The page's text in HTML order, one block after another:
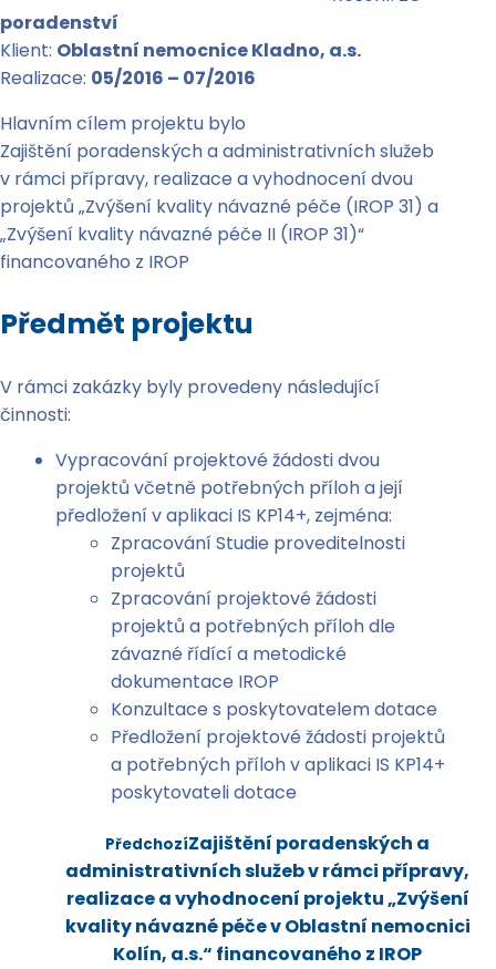
poradenství
Klient: Oblastní nemocnice Kladno, a.s.
Realizace: 05/2016 – 07/2016
Hlavním cílem projektu bylo
Zajištění poradenských a administrativních služeb
v rámci přípravy, realizace a vyhodnocení dvou
projektů „Zvýšení kvality návazné péče (IROP 31) a
„Zvýšení kvality návazné péče II (IROP 31)“
financovaného z IROP
Předmět projektu
V rámci zakázky byly provedeny následující
činnosti:
Vypracování projektové žádosti dvou
projektů včetně potřebných příloh a její
předložení v aplikaci IS KP14+, zejména:
Zpracování Studie proveditelnosti
projektů
Zpracování projektové žádosti
projektů a potřebných příloh dle
závazné řídící a metodické
dokumentace IROP
Konzultace s poskytovatelem dotace
Předložení projektové žádosti projektů
a potřebných příloh v aplikaci IS KP14+
poskytovateli dotace
PředchozíZajištění poradenských a
administrativních služeb v rámci přípravy,
realizace a vyhodnocení projektu „Zvýšení
kvality návazné péče v Oblastní nemocnici
Kolín, a.s.“ financovaného z IROP